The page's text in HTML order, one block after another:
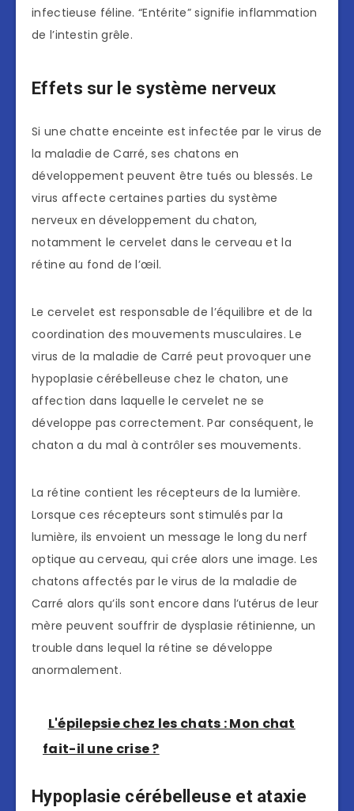
infectieuse féline. “Entérite” signifie inflammation
de l’intestin grêle.
Effets sur le système nerveux
Si une chatte enceinte est infectée par le virus de
la maladie de Carré, ses chatons en
développement peuvent être tués ou blessés. Le
virus affecte certaines parties du système
nerveux en développement du chaton,
notamment le cervelet dans le cerveau et la
rétine au fond de l’œil.
Le cervelet est responsable de l’équilibre et de la
coordination des mouvements musculaires. Le
virus de la maladie de Carré peut provoquer une
hypoplasie cérébelleuse chez le chaton, une
affection dans laquelle le cervelet ne se
développe pas correctement. Par conséquent, le
chaton a du mal à contrôler ses mouvements.
La rétine contient les récepteurs de la lumière.
Lorsque ces récepteurs sont stimulés par la
lumière, ils envoient un message le long du nerf
optique au cerveau, qui crée alors une image. Les
chatons affectés par le virus de la maladie de
Carré alors qu’ils sont encore dans l’utérus de leur
mère peuvent souffrir de dysplasie rétinienne, un
trouble dans lequel la rétine se développe
anormalement.
L'épilepsie chez les chats : Mon chat
fait-il une crise ?
Hypoplasie cérébelleuse et ataxie